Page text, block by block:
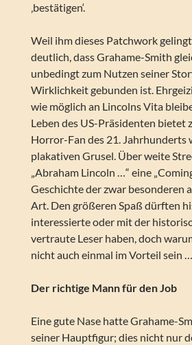
‚bestätigen‘.
Weil ihm dieses Patchwork
deutlich, dass Grahame-Smith
unbedingt zum Nutzen seiner
Wirklichkeit gebunden ist.
wie möglich an Lincolns Vita
Leben des US-Präsidenten bietet
Horror-Fan des 21. Jahrhunderts
plakativen Grusel. Über weite
„Abraham Lincoln …“ eine
Geschichte der zwar besonderen
Art. Den größeren Spaß dürften
interessierte oder mit der
vertraute Leser haben, doch
nicht auch einmal im Vorteil sein
Der richtige Mann für den Job
Eine gute Nase hatte Grahame-
seiner Hauptfigur; dies nicht nur